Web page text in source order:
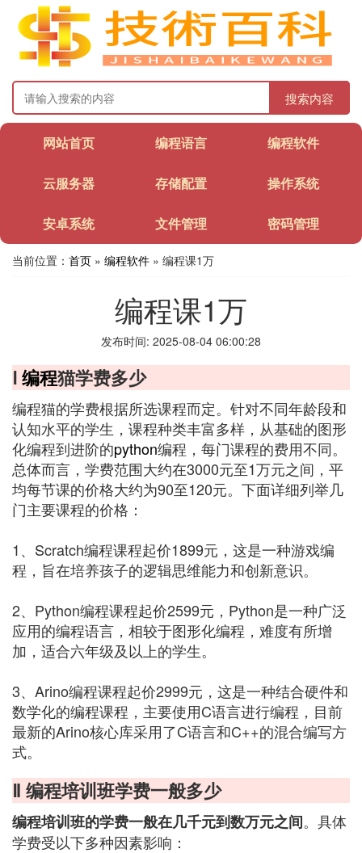
搜索内容
网站首页 编程语言 编程软件
云服务器 存储配置 操作系统
安卓系统 文件管理 密码管理
当前位置： 首页 » 编程软件 » 编程课1万
编程课1万
发布时间: 2025-08-04 06:00:28
Ⅰ编程猫学费多少
编程猫的学费根据所选课程而定。针对不同年龄段和
认知水平的学生，课程种类丰富多样，从基础的图形
化编程到进阶的python编程，每门课程的费用不同。
总体而言，学费范围大约在3000元至1万元之间，平
均每节课的价格大约为90至120元。下面详细列举几
门主要课程的价格：
1、Scratch编程课程起价1899元，这是一种游戏编
程，旨在培养孩子的逻辑思维能力和创新意识。
2、Python编程课程起价2599元，Python是一种广泛
应用的编程语言，相较于图形化编程，难度有所增
加，适合六年级及以上的学生。
3、Arino编程课程起价2999元，这是一种结合硬件和
数学化的编程课程，主要使用C语言进行编程，目前
最新的Arino核心库采用了C语言和C++的混合编写方
式。
Ⅱ 编程培训班学费一般多少
编程培训班的学费一般在几千元到数万元之间。具体
学费受以下多种因素影响：